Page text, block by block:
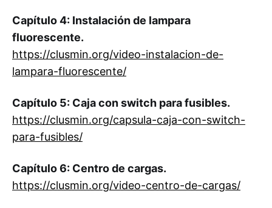
Capítulo 4: Instalación de lampara
fluorescente.
https://clusmin.org/video-instalacion-de-
lampara-fluorescente/
Capítulo 5: Caja con switch para fusibles.
https://clusmin.org/capsula-caja-con-switch-
para-fusibles/
Capítulo 6: Centro de cargas.
https://clusmin.org/video-centro-de-cargas/